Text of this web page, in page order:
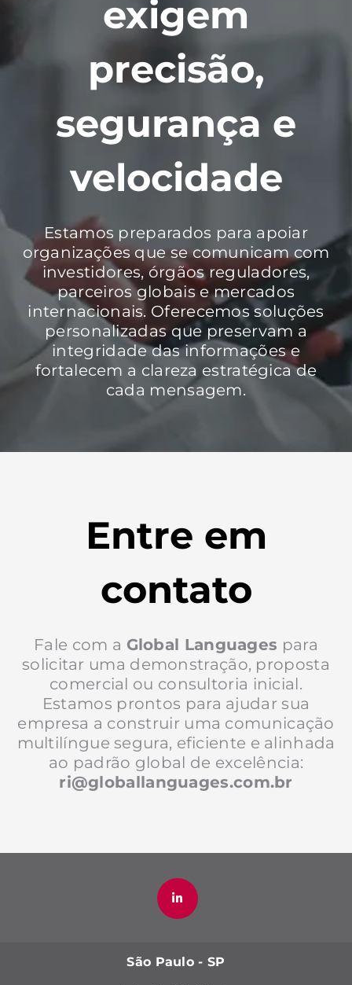
exigem
precisão,
segurança e
velocidade
Estamos preparados para apoiar
organizações que se comunicam com
investidores, órgãos reguladores,
parceiros globais e mercados
internacionais. Oferecemos soluções
personalizadas que preservam a
integridade das informações e
fortalecem a clareza estratégica de
cada mensagem.
Entre em
contato
Fale com a Global Languages para
solicitar uma demonstração, proposta
comercial ou consultoria inicial.
Estamos prontos para ajudar sua
empresa a construir uma comunicação
multilíngue segura, eficiente e alinhada
ao padrão global de excelência:
ri@globallanguages.com.br
São Paulo - SP